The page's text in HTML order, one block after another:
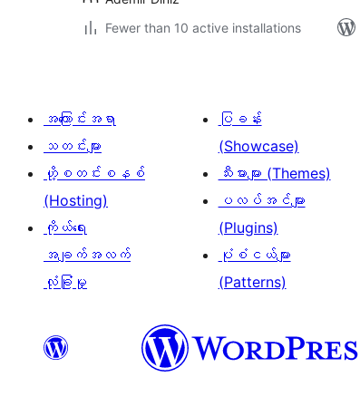
Fewer than 10 active installations
အကြောင်းအရာ
သတင်းများ
ဟို့စတင်းစနစ်
(Hosting)
ကိုယ်ရေး
အချက်အလက်
လုံခြုံမှု
ပြခန်း
(Showcase)
သီးမားများ (Themes)
ပလပ်အင်များ
(Plugins)
ပုံစံငယ်များ
(Patterns)